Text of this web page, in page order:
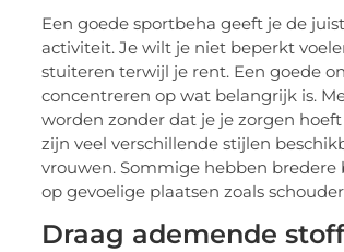
Een goede sportbeha geeft je de
activiteit. Je wilt je niet beperkt
stuiteren terwijl je rent. Een goede
concentreren op wat belangrijk is.
worden zonder dat je je zorgen
zijn veel verschillende stijlen
vrouwen. Sommige hebben
op gevoelige plaatsen zoals
Draag ademende